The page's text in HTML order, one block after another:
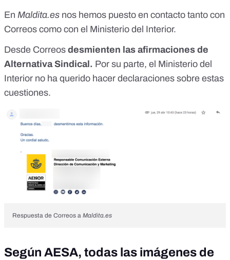
En Maldita.es nos hemos puesto en contacto tanto con
Correos como con el Ministerio del Interior.
Desde Correos desmienten las afirmaciones de
Alternativa Sindical. Por su parte, el Ministerio del
Interior no ha querido hacer declaraciones sobre estas
cuestiones.
Respuesta de Correos a Maldita.es
Según AESA, todas las imágenes de